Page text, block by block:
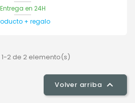
Entrega en 24H
+ regalo
1-2 de 2 elemento(s)
Volver arriba 